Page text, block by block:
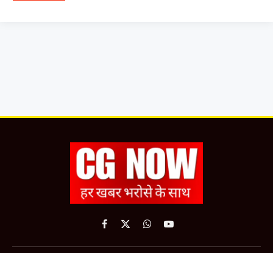
Facebook
X
WhatsApp
YouTube